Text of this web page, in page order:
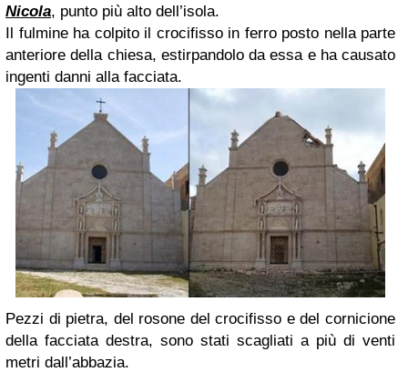
Nicola, punto più alto dell’isola.
Il fulmine ha colpito il crocifisso in ferro posto nella parte
anteriore della chiesa, estirpandolo da essa e ha causato
ingenti danni alla facciata.
Pezzi di pietra, del rosone del crocifisso e del cornicione
della facciata destra, sono stati scagliati a più di venti
metri dall’abbazia.